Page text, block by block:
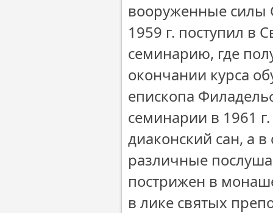
вооруженные силы
1959 г. поступил в
семинарию, где
окончании курса
епископа
семинарии в 1961
диаконский сан, а
различные
пострижен в
в лике святых